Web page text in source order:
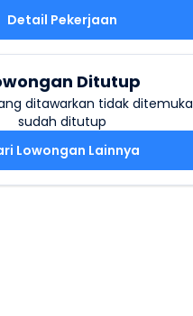
Detail Pekerjaan
Ditutup
ditawarkan tidak
sudah ditutup
Lowongan Lainnya